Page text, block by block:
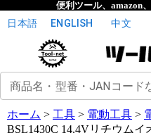
便利ツール、amazon
日本語 ENGLISH 中文
商品名・型番・JANコード
ホーム > 工具 > 電動工具 >
BSL1430C 14.4Vリチウムイ